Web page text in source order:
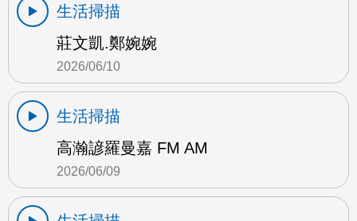
生活掃描
莊文凱.鄭婉婉
2026/06/10
生活掃描
高瀚諺羅曼嘉 FM AM
2026/06/09